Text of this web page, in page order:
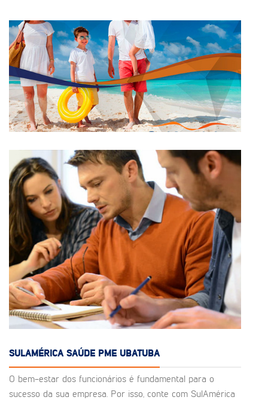
SULAMÉRICA SAÚDE PME UBATUBA
O bem-estar dos funcionários é fundamental para o
sucesso da sua empresa. Por isso, conte com SulAmérica